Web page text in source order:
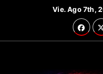
Vie. Ago 7th,